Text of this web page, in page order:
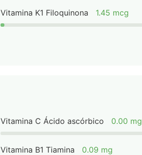
Vitamina K1 Filoquinona 1.45 mcg
Vitamina C Ácido ascórbico 0.00 mg
Vitamina B1 Tiamina 0.09 mg